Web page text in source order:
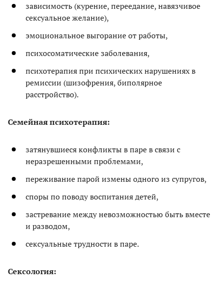
зависимость (курение, переедание, навязчивое
сексуальное желание),
эмоциональное выгорание от работы,
психосоматические заболевания,
психотерапия при психических нарушениях в
ремиссии (шизофрения, биполярное
расстройство).
Семейная психотерапия:
затянувшиеся конфликты в паре в связи с
неразрешенными проблемами,
переживание парой измены одного из супругов,
споры по поводу воспитания детей,
застревание между невозможностью быть вместе
и разводом,
сексуальные трудности в паре.
Сексология: